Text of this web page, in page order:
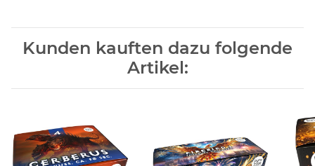
Kunden kauften dazu folgende
Artikel: